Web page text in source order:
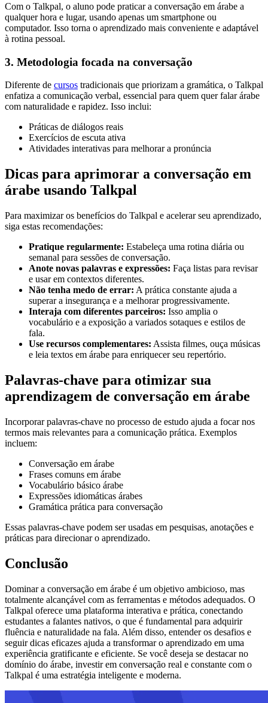
Com o Talkpal, o aluno pode praticar a conversação em árabe a
qualquer hora e lugar, usando apenas um smartphone ou
computador. Isso torna o aprendizado mais conveniente e adaptável
à rotina pessoal.
3. Metodologia focada na conversação
Diferente de cursos tradicionais que priorizam a gramática, o Talkpal
enfatiza a comunicação verbal, essencial para quem quer falar árabe
com naturalidade e rapidez. Isso inclui:
Práticas de diálogos reais
Exercícios de escuta ativa
Atividades interativas para melhorar a pronúncia
Dicas para aprimorar a conversação em
árabe usando Talkpal
Para maximizar os benefícios do Talkpal e acelerar seu aprendizado,
siga estas recomendações:
Pratique regularmente: Estabeleça uma rotina diária ou
semanal para sessões de conversação.
Anote novas palavras e expressões: Faça listas para revisar
e usar em contextos diferentes.
Não tenha medo de errar: A prática constante ajuda a
superar a insegurança e a melhorar progressivamente.
Interaja com diferentes parceiros: Isso amplia o
vocabulário e a exposição a variados sotaques e estilos de
fala.
Use recursos complementares: Assista filmes, ouça músicas
e leia textos em árabe para enriquecer seu repertório.
Palavras-chave para otimizar sua
aprendizagem de conversação em árabe
Incorporar palavras-chave no processo de estudo ajuda a focar nos
termos mais relevantes para a comunicação prática. Exemplos
incluem:
Conversação em árabe
Frases comuns em árabe
Vocabulário básico árabe
Expressões idiomáticas árabes
Gramática prática para conversação
Essas palavras-chave podem ser usadas em pesquisas, anotações e
práticas para direcionar o aprendizado.
Conclusão
Dominar a conversação em árabe é um objetivo ambicioso, mas
totalmente alcançável com as ferramentas e métodos adequados. O
Talkpal oferece uma plataforma interativa e prática, conectando
estudantes a falantes nativos, o que é fundamental para adquirir
fluência e naturalidade na fala. Além disso, entender os desafios e
seguir dicas eficazes ajuda a transformar o aprendizado em uma
experiência gratificante e eficiente. Se você deseja se destacar no
domínio do árabe, investir em conversação real e constante com o
Talkpal é uma estratégia inteligente e moderna.